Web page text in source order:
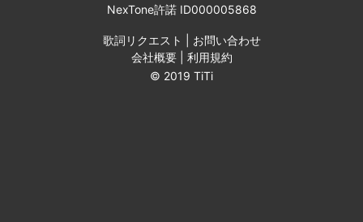
NexTone許諾 ID000005868
歌詞リクエスト
お問い合わせ
会社概要| 利用規約
© 2019 TiTi